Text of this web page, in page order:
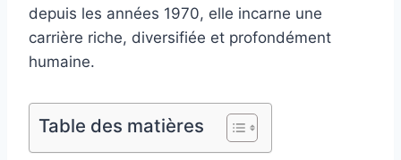
depuis les années 1970, elle incarne une
carrière riche, diversifiée et profondément
humaine.
Table des matières